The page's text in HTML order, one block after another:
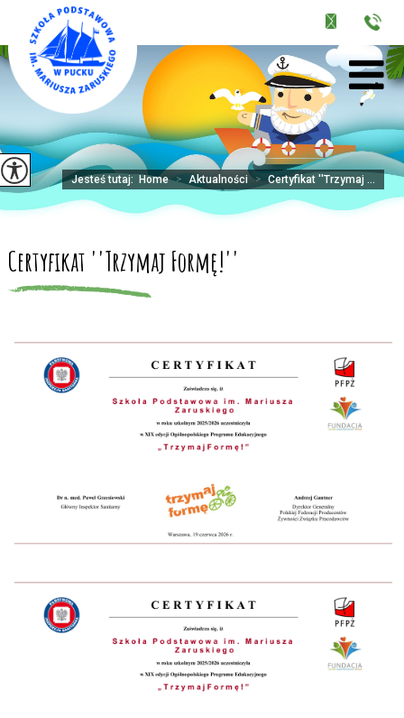
Jesteś tutaj: Home > Aktualności > Certyfikat ''Trzymaj ...
Certyfikat ''Trzymaj Formę!''